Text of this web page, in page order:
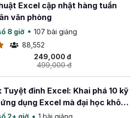
Excel cập nhật hàng tuần
văn phòng
8 giờ
107 bài giảng
88,552
249,000 đ
499,000 đ
Tuyệt đỉnh Excel: Khai phá 10 kỹ
dụng Excel mà đại học không